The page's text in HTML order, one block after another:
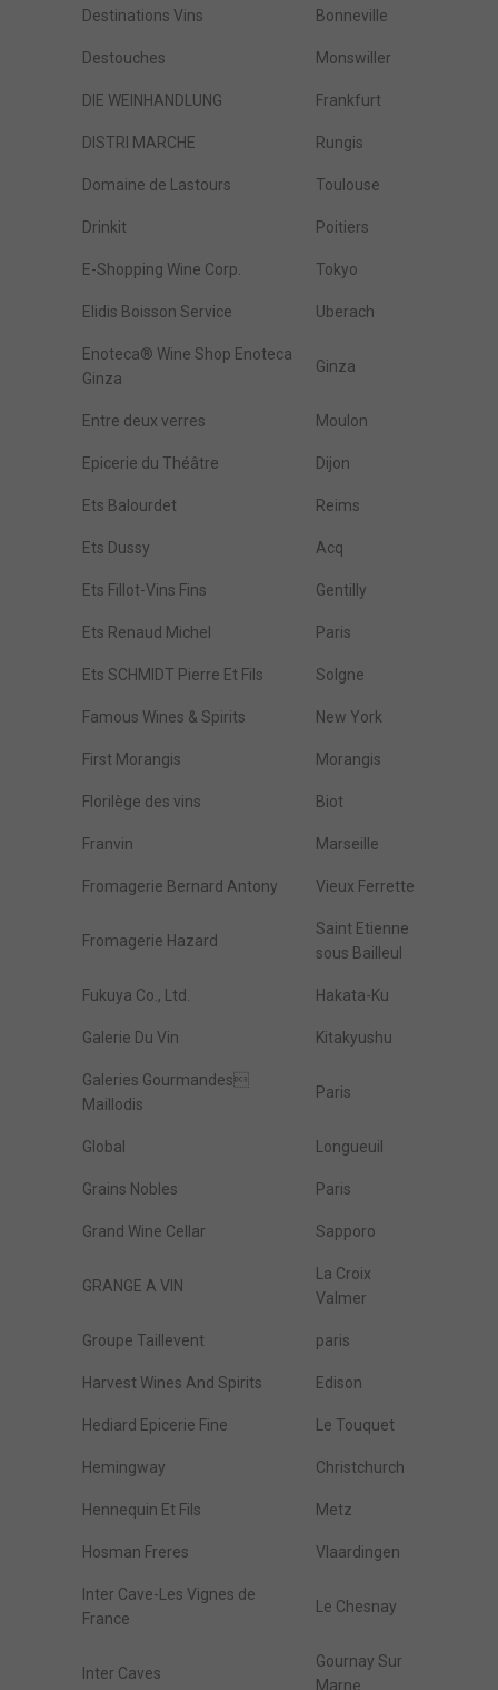
Destinations Vins Bonneville
Destouches Monswiller
DIE WEINHANDLUNG Frankfurt
DISTRI MARCHE Rungis
Domaine de Lastours Toulouse
Drinkit Poitiers
E-Shopping Wine Corp. Tokyo
Elidis Boisson Service Uberach
Enoteca® Wine Shop Enoteca
Ginza
Ginza
Entre deux verres Moulon
Epicerie du Théâtre Dijon
Ets Balourdet Reims
Ets Dussy Acq
Ets Fillot-Vins Fins Gentilly
Ets Renaud Michel Paris
Ets SCHMIDT Pierre Et Fils Solgne
Famous Wines & Spirits New York
First Morangis Morangis
Florilège des vins Biot
Franvin Marseille
Fromagerie Bernard Antony Vieux Ferrette
Fromagerie Hazard
Saint Etienne
sous Bailleul
Fukuya Co., Ltd. Hakata-Ku
Galerie Du Vin Kitakyushu
Galeries Gourmandes
Maillodis
Paris
Global Longueuil
Grains Nobles Paris
Grand Wine Cellar Sapporo
GRANGE A VIN
La Croix
Valmer
Groupe Taillevent paris
Harvest Wines And Spirits Edison
Hediard Epicerie Fine Le Touquet
Hemingway Christchurch
Hennequin Et Fils Metz
Hosman Freres Vlaardingen
Inter Cave-Les Vignes de
France
Le Chesnay
Inter Caves
Gournay Sur
Marne